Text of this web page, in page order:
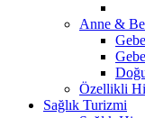
Anne &
Özellikli
Sağlık Turizmi